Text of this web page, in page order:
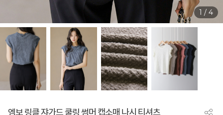
1 / 4
엠보 링클 쟈가드 쿨링 썸머 캡소매 나시 티셔츠